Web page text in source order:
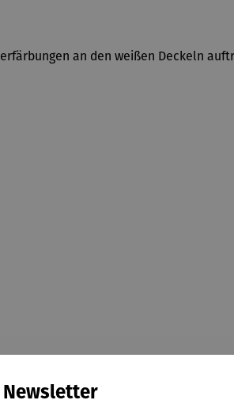
an den weißen Deckeln
Newsletter